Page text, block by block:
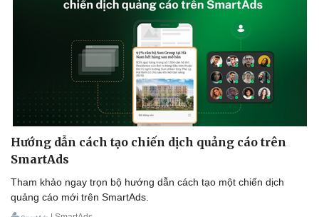
Vụ án
Tin nóng
Tư vấn luật
Quân sự - Quốc phòng
Vũ khí
Việt Nam
Phân tích
Hướng dẫn cách tạo chiến dịch quảng cáo trên
SmartAds
Tham khảo ngay trọn bộ hướng dẫn cách tạo một chiến dịch
quảng cáo mới trên SmartAds.